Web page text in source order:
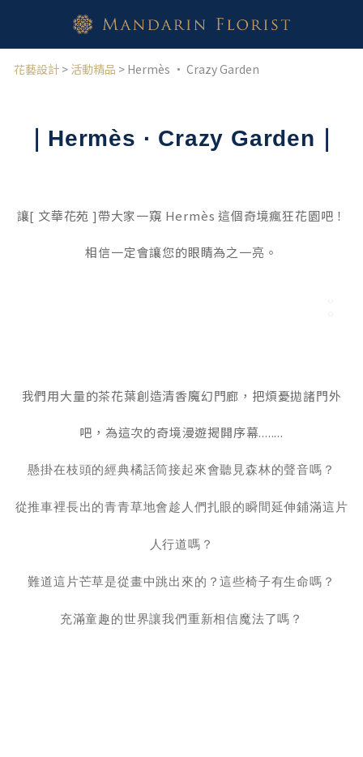
花藝設計 > 活動精品 > Hermès · Crazy Garden
｜Hermès · Crazy Garden｜
讓[ 文華花苑 ]帶大家一窺 Hermès 這個奇境瘋狂花園吧！
相信一定會讓您的眼睛為之一亮。
我們用大量的茶花葉創造清香魔幻門廊，把煩憂拋諸門外
吧，為這次的奇境漫遊揭開序幕........
懸掛在枝頭的經典橘話筒接起來會聽見森林的聲音嗎？
從推車裡長出的青青草地會趁人們扎眼的瞬間延伸鋪滿這片
人行道嗎？
難道這片芒草是從畫中跳出來的？這些椅子有生命嗎？
充滿童趣的世界讓我們重新相信魔法了嗎？